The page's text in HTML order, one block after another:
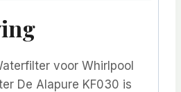
voor Whirlpool
De Alapure KF030 is